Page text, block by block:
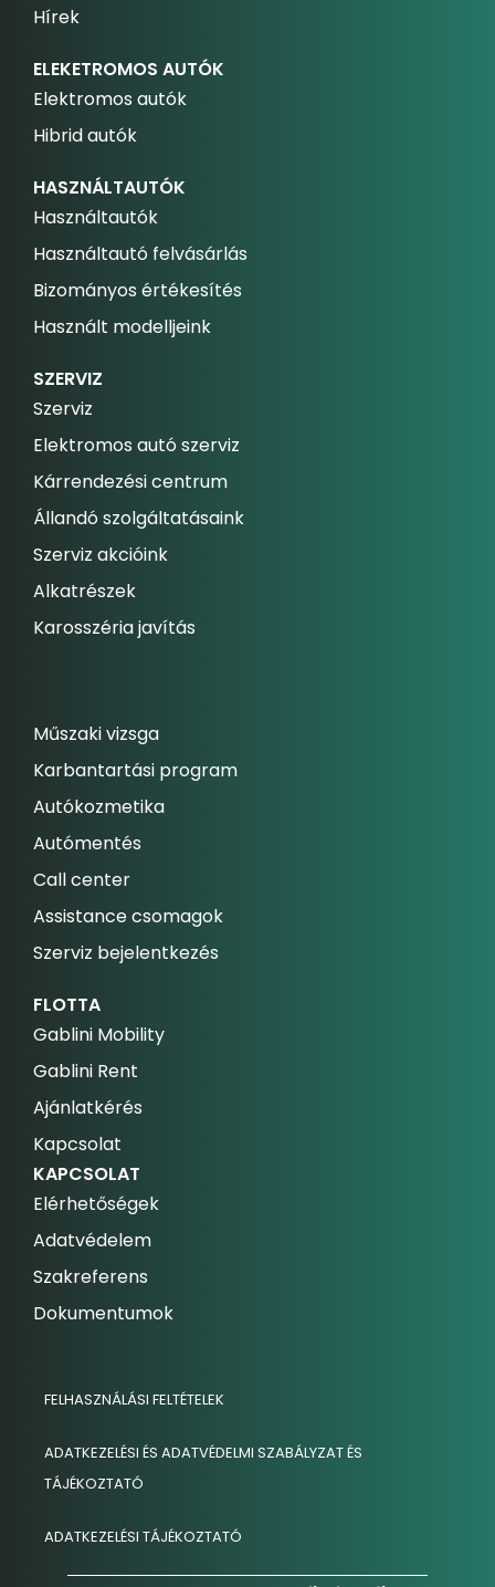
Hírek
ELEKETROMOS AUTÓK
Elektromos autók
Hibrid autók
HASZNÁLTAUTÓK
Használtautók
Használtautó felvásárlás
Bizományos értékesítés
Használt modelljeink
SZERVIZ
Szerviz
Elektromos autó szerviz
Kárrendezési centrum
Állandó szolgáltatásaink
Szerviz akcióink
Alkatrészek
Karosszéria javítás
Műszaki vizsga
Karbantartási program
Autókozmetika
Autómentés
Call center
Assistance csomagok
Szerviz bejelentkezés
FLOTTA
Gablini Mobility
Gablini Rent
Ajánlatkérés
Kapcsolat
KAPCSOLAT
Elérhetőségek
Adatvédelem
Szakreferens
Dokumentumok
FELHASZNÁLÁSI FELTÉTELEK
ADATKEZELÉSI ÉS ADATVÉDELMI SZABÁLYZAT ÉS
TÁJÉKOZTATÓ
ADATKEZELÉSI TÁJÉKOZTATÓ